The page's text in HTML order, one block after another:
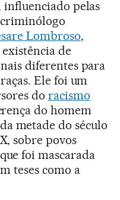
influenciado pelas
Lombroso,
de
diferentes para
Ele foi um
do racismo
do homem
metade do século
sobre povos
foi mascarada
teses como a